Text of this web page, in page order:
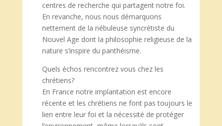
centres de recherche qui partagent notre foi.
En revanche, nous nous démarquons
nettement de la nébuleuse syncrétiste du
Nouvel Age dont la philosophie religieuse de la
nature s’inspire du panthéisme.
Quels échos rencontrez vous chez les
chrétiens?
En France notre implantation est encore
récente et les chrétiens ne font pas toujours le
lien entre leur foi et la nécessité de protéger